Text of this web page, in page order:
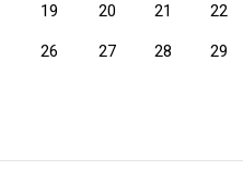
19 20 21 22
26 27 28 29